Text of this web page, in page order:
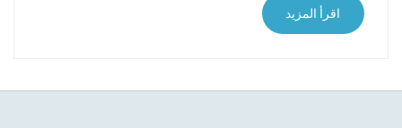
البضائع في الوقت الفعلي، وهو أمر بالغ الأهمية لكل حلقة
اقرأ المزيد